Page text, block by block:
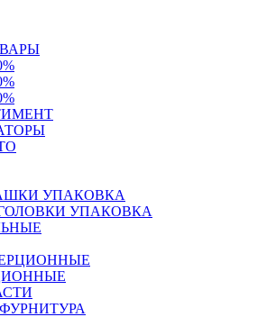
УПАКОВКА
УПАКОВКА